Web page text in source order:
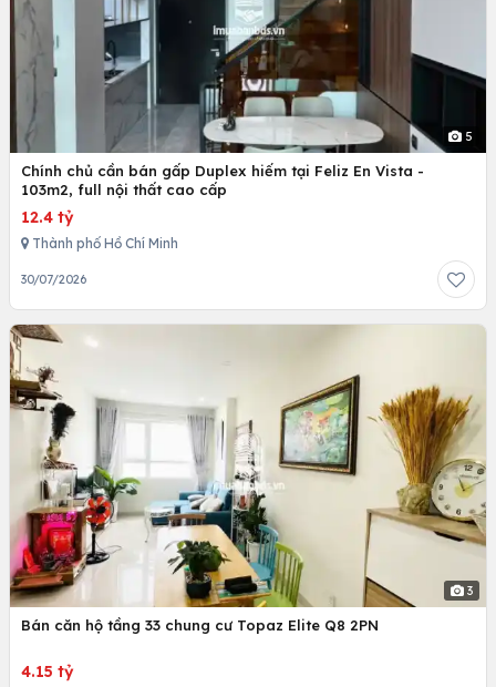
5
Chính chủ cần bán gấp Duplex hiếm tại Feliz En Vista -
103m2, full nội thất cao cấp
12.4 tỷ
Thành phố Hồ Chí Minh
30/07/2026
3
Bán căn hộ tầng 33 chung cư Topaz Elite Q8 2PN
4.15 tỷ